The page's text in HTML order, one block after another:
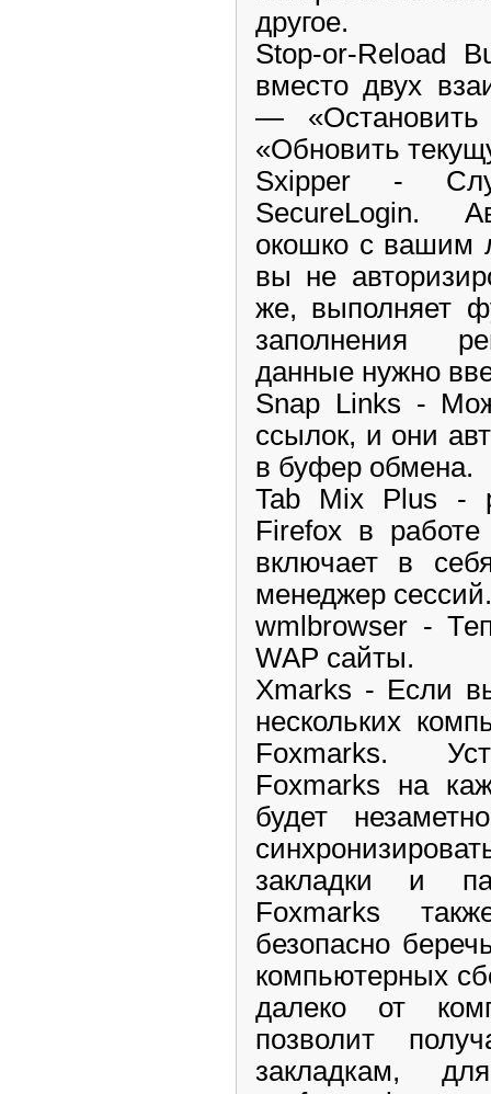
другое.
Stop-or-Reload
вместо двух
— «Остановить
«Обновить
Sxipper -
SecureLogin.
окошко с вашим
вы не
же, выполняет
заполнения
данные нужно
Snap Links -
ссылок, и они
в буфер обмена.
Tab Mix Plus -
Firefox в
включает в
менеджер сессий.
wmlbrowser -
WAP сайты.
Xmarks - Если
нескольких
Foxmarks.
Foxmarks на
будет
закладки и
Foxmarks
безопасно
компьютерных
далеко от
позволит
закладкам,